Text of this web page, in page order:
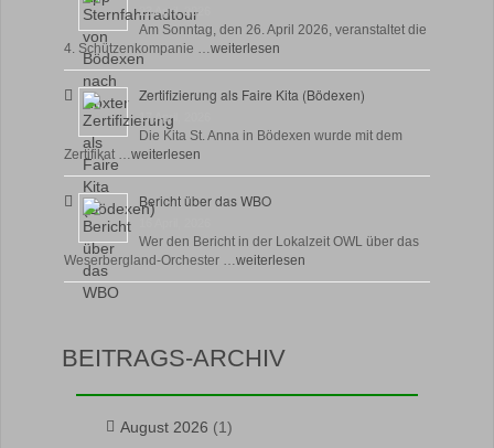
23 April, 2026
Am Sonntag, den 26. April 2026, veranstaltet die
4. Schützenkompanie …weiterlesen
Zertifizierung als Faire Kita (Bödexen)
17 April, 2026
Die Kita St. Anna in Bödexen wurde mit dem
Zertifikat …weiterlesen
Bericht über das WBO
Wer den Bericht in der Lokalzeit OWL über das
Weserbergland-Orchester …weiterlesen
BEITRAGS-ARCHIV
August 2026 (1)